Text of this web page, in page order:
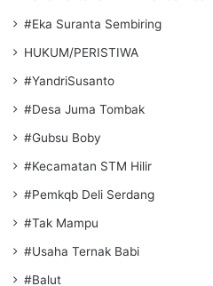
#Eka Suranta Sembiring
HUKUM/PERISTIWA
#YandriSusanto
#Desa Juma Tombak
#Gubsu Boby
#Kecamatan STM Hilir
#Pemkqb Deli Serdang
#Tak Mampu
#Usaha Ternak Babi
#Balut